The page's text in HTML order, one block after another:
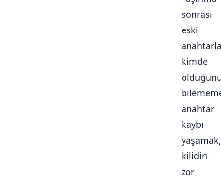
sonrası
eski
kimde
anahtar
kaybı
yaşamak,
kilidin
zor